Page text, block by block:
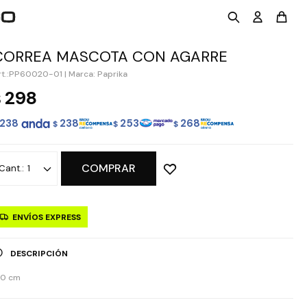
MASCOTA CON AGARRE
PP60020-01 | Marca: Paprika
298
238 $ 238 $ 253 $ 268
1 COMPRAR
ENVÍOS EXPRESS
DESCRIPCIÓN
cm